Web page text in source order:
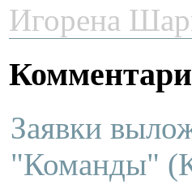
Игорена
Заявки
"Команды"